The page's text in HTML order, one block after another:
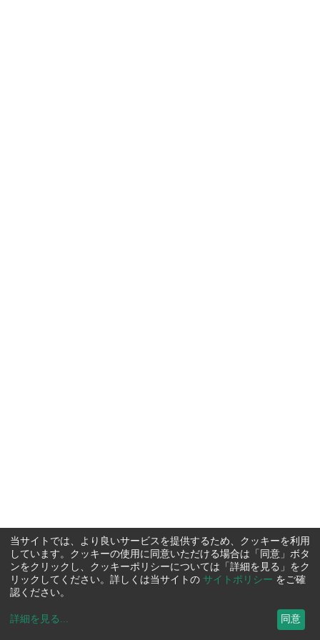
当サイトでは、より良いサービスを提供するため、クッキーを利用
しています。クッキーの使用に同意いただける場合は「同意」ボタ
ンをクリックし、クッキーポリシーについては「詳細を見る」をク
リックしてください。詳しくは当サイトの サイトポリシー をご確
認ください。
詳細を見る ... 同意